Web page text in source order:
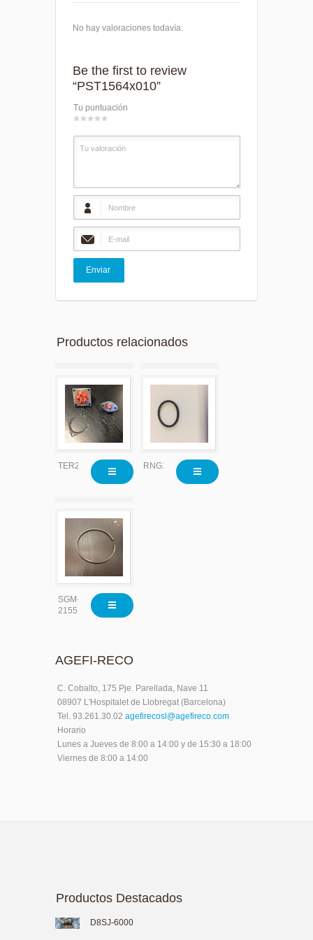
No hay valoraciones todavía.
Be the first to review
“PST1564x010”
Tu puntuación
Productos relacionados
TER2204 RNG1035
SGM-
2155
AGEFI-RECO
C. Cobalto, 175 Pje. Parellada, Nave 11
08907 L'Hospitalet de Llobregat (Barcelona)
Tel. 93.261.30.02 agefirecosl@agefireco.com
Horario
Lunes a Jueves de 8:00 a 14:00 y de 15:30 a 18:00
Viernes de 8:00 a 14:00
Productos Destacados
D8SJ-6000